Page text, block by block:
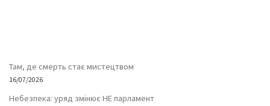
Там, де смерть стає мистецтвом
16/07/2026
Небезпека: уряд змінює НЕ парламент